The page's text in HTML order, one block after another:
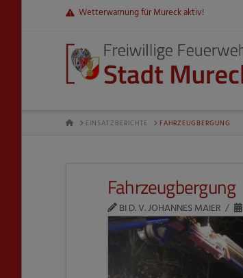
Wetterwarnung für Mureck aktiv!
HOMEEINSATZBERICHTE FAHRZEUGBERGUNG
Fahrzeugbergung
BI D. V. JOHANNES MAIER